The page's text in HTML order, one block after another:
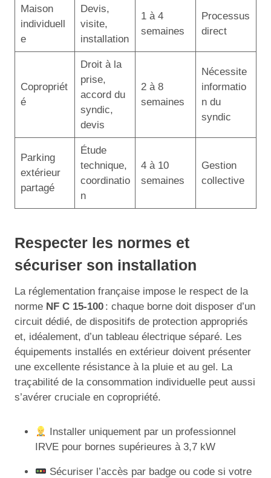
Maison
individuell
e
Devis,
visite,
installation
1 à 4
semaines
Processus
direct
Copropriét
é
Droit à la
prise,
accord du
syndic,
devis
2 à 8
semaines
Nécessite
informatio
n du
syndic
Parking
extérieur
partagé
Étude
technique,
coordinatio
n
4 à 10
semaines
Gestion
collective
Respecter les normes et
sécuriser son installation
La réglementation française impose le respect de la
norme NF C 15-100 : chaque borne doit disposer d’un
circuit dédié, de dispositifs de protection appropriés
et, idéalement, d’un tableau électrique séparé. Les
équipements installés en extérieur doivent présenter
une excellente résistance à la pluie et au gel. La
traçabilité de la consommation individuelle peut aussi
s’avérer cruciale en copropriété.
Installer uniquement par un professionnel
IRVE pour bornes supérieures à 3,7 kW
Sécuriser l’accès par badge ou code si votre